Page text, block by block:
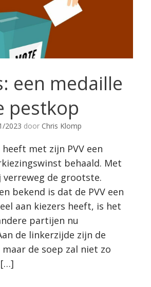
een medaille
pestkop
2023 door Chris Klomp
met zijn PVV een
behaald. Met
verreweg de grootste.
bekend is dat de PVV een
aan kiezers heeft, is het
partijen nu
de linkerzijde zijn de
de soep zal niet zo